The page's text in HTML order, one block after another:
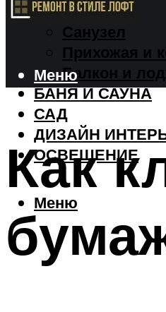
Спальня
Санузел
Прихожая и
Балкон и
БАНЯ И САУНА
САД
ДИЗАЙН
ОСВЕЩЕНИЕ
Меню
Меню
Как